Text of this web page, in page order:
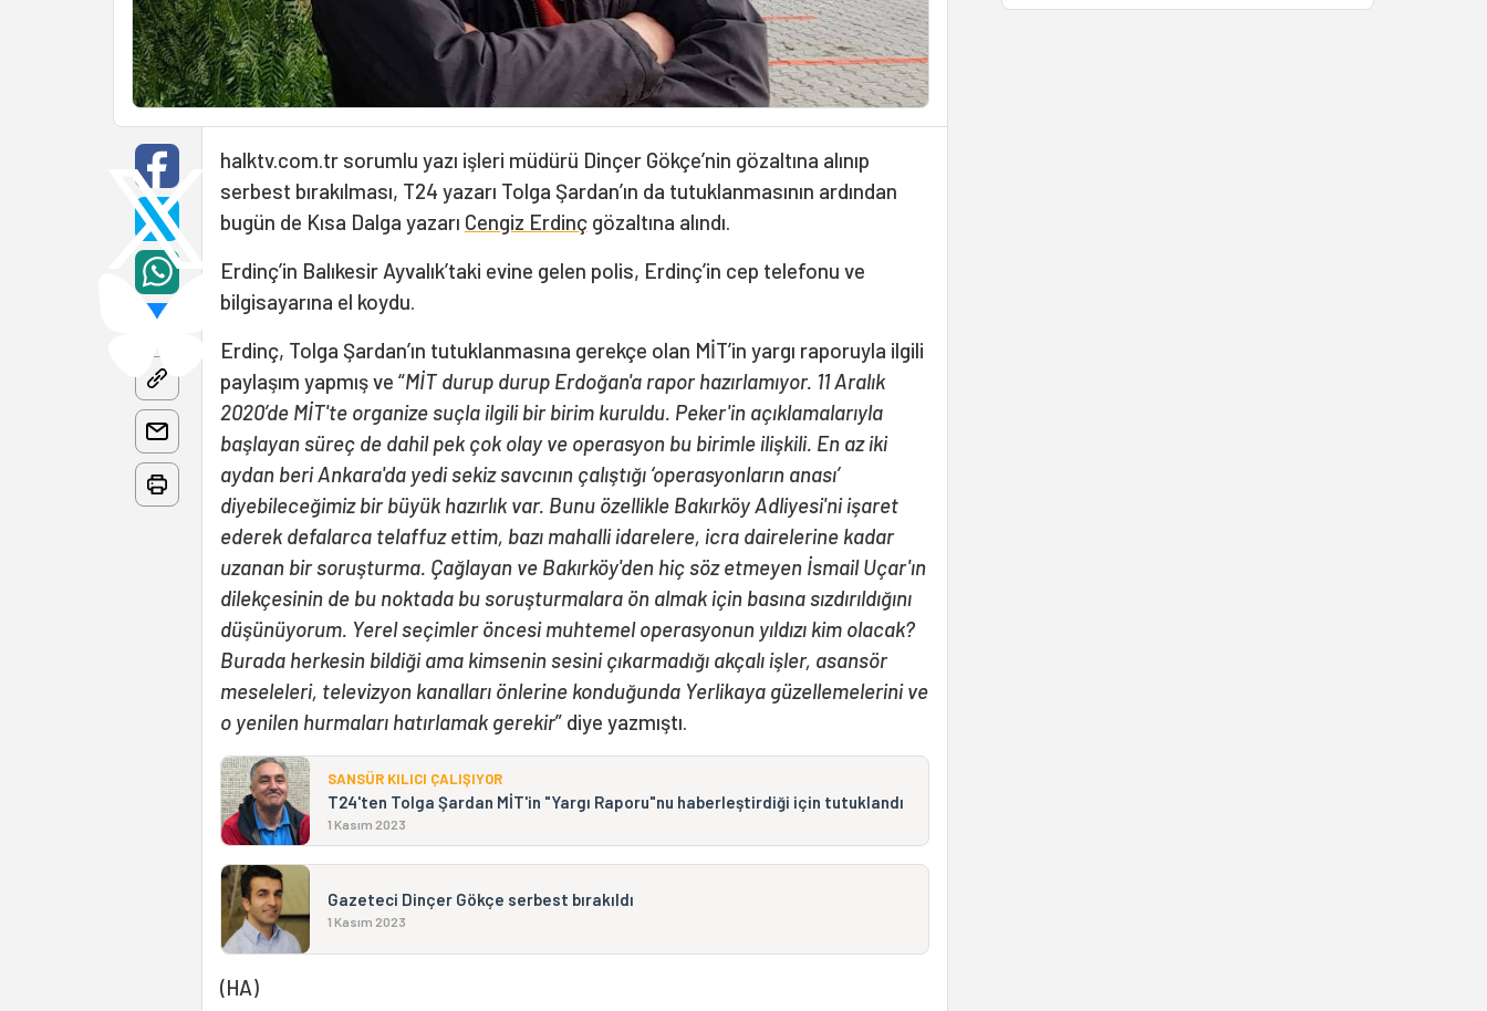
halktv.com.tr sorumlu yazı işleri müdürü Dinçer Gökçe’nin gözaltına alınıp
serbest bırakılması, T24 yazarı Tolga Şardan’ın da tutuklanmasının ardından
bugün de Kısa Dalga yazarı Cengiz Erdinç gözaltına alındı.
Erdinç’in Balıkesir Ayvalık’taki evine gelen polis, Erdinç’in cep telefonu ve
bilgisayarına el koydu.
Erdinç, Tolga Şardan’ın tutuklanmasına gerekçe olan MİT’in yargı raporuyla ilgili
paylaşım yapmış ve “MİT durup durup Erdoğan'a rapor hazırlamıyor. 11 Aralık
2020’de MİT'te organize suçla ilgili bir birim kuruldu. Peker'in açıklamalarıyla
başlayan süreç de dahil pek çok olay ve operasyon bu birimle ilişkili. En az iki
aydan beri Ankara'da yedi sekiz savcının çalıştığı ‘operasyonların anası’
diyebileceğimiz bir büyük hazırlık var. Bunu özellikle Bakırköy Adliyesi'ni işaret
ederek defalarca telaffuz ettim, bazı mahalli idarelere, icra dairelerine kadar
uzanan bir soruşturma. Çağlayan ve Bakırköy'den hiç söz etmeyen İsmail Uçar'ın
dilekçesinin de bu noktada bu soruşturmalara ön almak için basına sızdırıldığını
düşünüyorum. Yerel seçimler öncesi muhtemel operasyonun yıldızı kim olacak?
Burada herkesin bildiği ama kimsenin sesini çıkarmadığı akçalı işler, asansör
meseleleri, televizyon kanalları önlerine konduğunda Yerlikaya güzellemelerini ve
o yenilen hurmaları hatırlamak gerekir” diye yazmıştı.
SANSÜR KILICI ÇALIŞIYOR
T24'ten Tolga Şardan MİT'in "Yargı Raporu"nu haberleştirdiği için tutuklandı
1 Kasım 2023
Gazeteci Dinçer Gökçe serbest bırakıldı
1 Kasım 2023
(HA)